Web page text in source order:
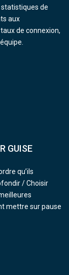
de
aux
de connexion,
GUISE
qu’ils
/ Choisir
mettre sur pause